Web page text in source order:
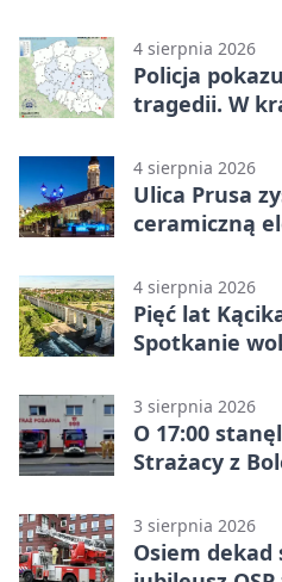
4 sierpnia 2026
Policja
tragedii. W
4 sierpnia 2026
Ulica Prusa
ceramiczną
4 sierpnia 2026
Pięć lat
Spotkanie
3 sierpnia 2026
O 17:00
Strażacy z
3 sierpnia 2026
Osiem dekad